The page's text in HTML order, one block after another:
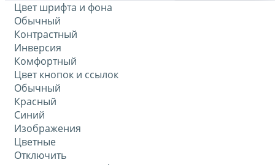
Цвет шрифта и фона
Обычный
Контрастный
Инверсия
Комфортный
Цвет кнопок и ссылок
Обычный
Красный
Синий
Изображения
Цветные
Отключить